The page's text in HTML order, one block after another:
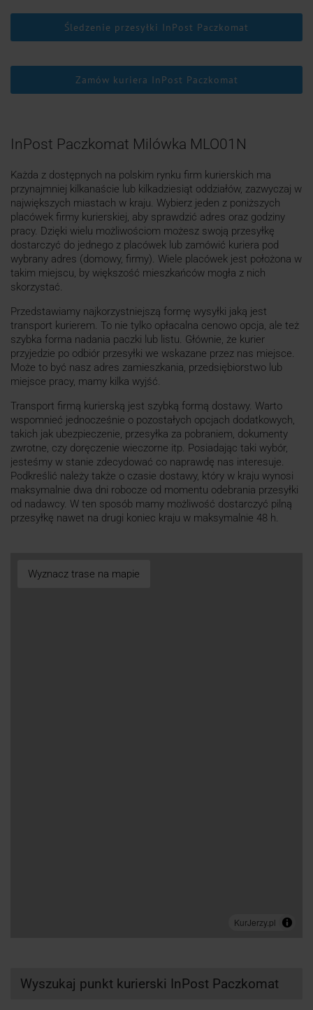
Śledzenie przesyłki InPost Paczkomat
Zamów kuriera InPost Paczkomat
InPost Paczkomat Milówka MLO01N
Każda z dostępnych na polskim rynku firm kurierskich ma
przynajmniej kilkanaście lub kilkadziesiąt oddziałów, zazwyczaj w
największych miastach w kraju. Wybierz jeden z poniższych
placówek firmy kurierskiej, aby sprawdzić adres oraz godziny
pracy. Dzięki wielu możliwościom możesz swoją przesyłkę
dostarczyć do jednego z placówek lub zamówić kuriera pod
wybrany adres (domowy, firmy). Wiele placówek jest położona w
takim miejscu, by większość mieszkańców mogła z nich
skorzystać.
Przedstawiamy najkorzystniejszą formę wysyłki jaką jest
transport kurierem. To nie tylko opłacalna cenowo opcja, ale też
szybka forma nadania paczki lub listu. Głównie, że kurier
przyjedzie po odbiór przesyłki we wskazane przez nas miejsce.
Może to być nasz adres zamieszkania, przedsiębiorstwo lub
miejsce pracy, mamy kilka wyjść.
Transport firmą kurierską jest szybką formą dostawy. Warto
wspomnieć jednocześnie o pozostałych opcjach dodatkowych,
takich jak ubezpieczenie, przesyłka za pobraniem, dokumenty
zwrotne, czy doręczenie wieczorne itp. Posiadając taki wybór,
jesteśmy w stanie zdecydować co naprawdę nas interesuje.
Podkreślić należy także o czasie dostawy, który w kraju wynosi
maksymalnie dwa dni robocze od momentu odebrania przesyłki
od nadawcy. W ten sposób mamy możliwość dostarczyć pilną
przesyłkę nawet na drugi koniec kraju w maksymalnie 48 h.
Wyznacz trase na mapie
Wyszukaj punkt kurierski InPost Paczkomat